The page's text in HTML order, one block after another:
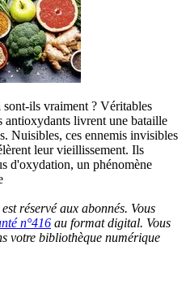
ils vraiment ? Véritables
antioxydants livrent une bataille
Nuisibles, ces ennemis invisibles
leur vieillissement. Ils
d'oxydation, un phénomène
réservé aux abonnés. Vous
n°416 au format digital. Vous
votre bibliothèque numérique